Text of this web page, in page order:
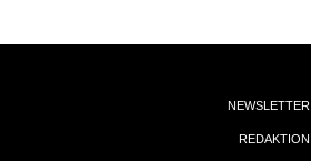
NEWSLETTER
REDAKTION